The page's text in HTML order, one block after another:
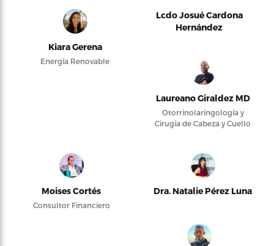
Kiara Gerena
Energía Renovable
Lcdo Josué Cardona
Hernández
Laureano Giraldez MD
Otorrinolaringología y
Cirugía de Cabeza y Cuello
Moises Cortés
Consultor Financiero
Dra. Natalie Pérez Luna